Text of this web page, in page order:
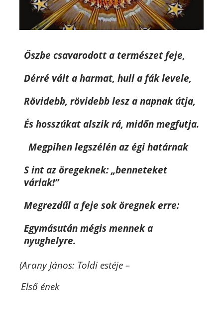
Őszbe csavarodott a természet feje,
Dérré vált a harmat, hull a fák levele,
Rövidebb, rövidebb lesz a napnak útja,
És hosszúkat alszik rá, midőn megfutja.
Megpihen legszélén az égi határnak
S int az öregeknek: „benneteket
várlak!”
Megrezdűl a feje sok öregnek erre:
Egymásután mégis mennek a
nyughelyre.
(Arany János: Toldi estéje –
Első ének